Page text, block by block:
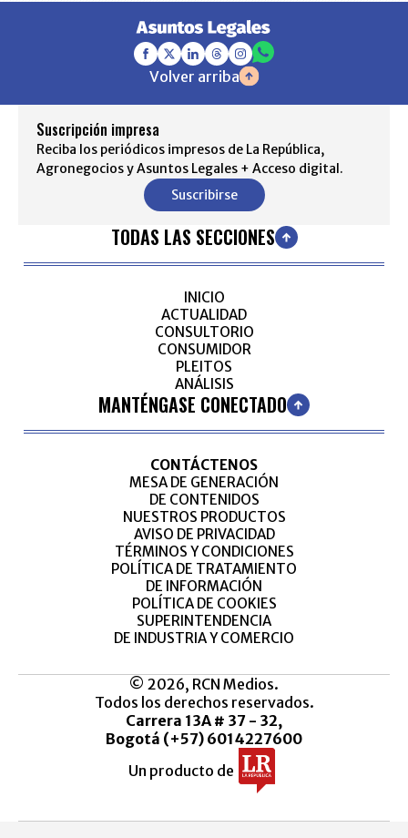
Volver arriba
Suscripción impresa
Reciba los periódicos impresos de La República,
Agronegocios y Asuntos Legales + Acceso digital.
Suscribirse
TODAS LAS SECCIONES
INICIO
ACTUALIDAD
CONSULTORIO
CONSUMIDOR
PLEITOS
ANÁLISIS
MANTÉNGASE CONECTADO
CONTÁCTENOS
MESA DE GENERACIÓN
DE CONTENIDOS
NUESTROS PRODUCTOS
AVISO DE PRIVACIDAD
TÉRMINOS Y CONDICIONES
POLÍTICA DE TRATAMIENTO
DE INFORMACIÓN
POLÍTICA DE COOKIES
SUPERINTENDENCIA
DE INDUSTRIA Y COMERCIO
© 2026, RCN Medios.
Todos los derechos reservados.
Carrera 13A # 37 - 32,
Bogotá (+57) 6014227600
Un producto de